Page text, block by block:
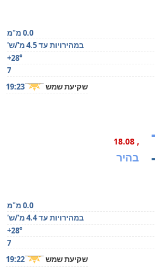
0.0 מ"מ
במהירויות עד 4.5 מ'/ש'
+28°
7
שקיעת שמש 19:23
, 18.08
בהיר
0.0 מ"מ
במהירויות עד 4.4 מ'/ש'
+28°
7
שקיעת שמש 19:22